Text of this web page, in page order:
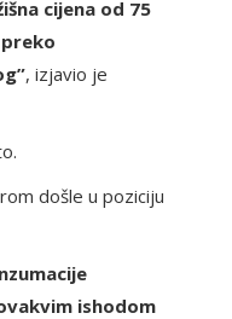
cijena od 75
, izjavio je
došle u poziciju
ishodom